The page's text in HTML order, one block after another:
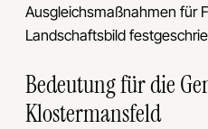
Ausgleichsmaßnahmen für
Landschaftsbild
Bedeutung für die
Klostermansfeld